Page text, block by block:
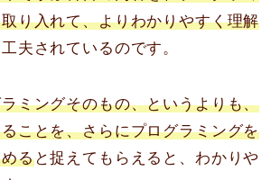
り入れて、よりわかりやすく理解
夫されているのです。
ミングそのもの、というよりも、
ことを、さらにプログラミングを
ると捉えてもらえると、わかりや